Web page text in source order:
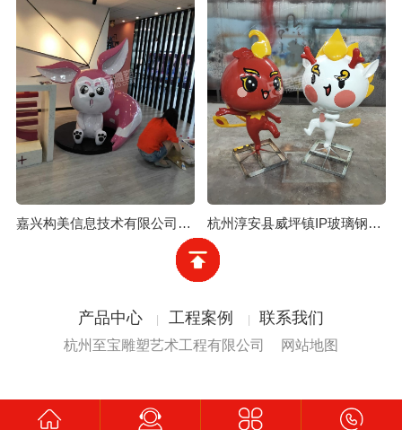
嘉兴构美信息技术有限公司玻璃钢IP形象定制 杭州淳安县威坪镇IP玻璃钢卡通形象定制
产品中心 工程案例 联系我们
杭州至宝雕塑艺术工程有限公司 网站地图